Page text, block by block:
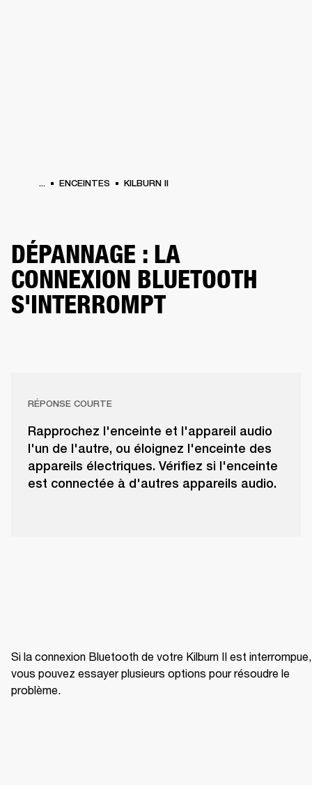
... ENCEINTES KILBURN II
DÉPANNAGE : LA
CONNEXION BLUETOOTH
S'INTERROMPT
RÉPONSE COURTE
Rapprochez l'enceinte et l'appareil audio
l'un de l'autre, ou éloignez l'enceinte des
appareils électriques. Vérifiez si l'enceinte
est connectée à d'autres appareils audio.
Si la connexion Bluetooth de votre Kilburn II est interrompue,
vous pouvez essayer plusieurs options pour résoudre le
problème.